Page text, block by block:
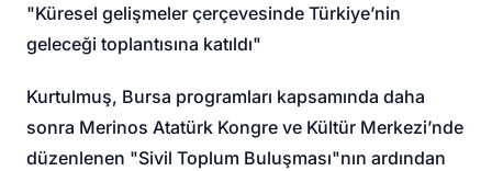
"Küresel gelişmeler çerçevesinde Türkiye’nin
geleceği toplantısına katıldı"
Kurtulmuş, Bursa programları kapsamında daha
sonra Merinos Atatürk Kongre ve Kültür Merkezi’nde
düzenlenen "Sivil Toplum Buluşması"nın ardından